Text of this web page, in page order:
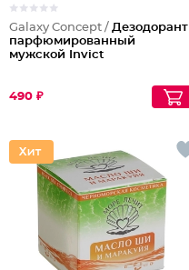
Galaxy Concept / Дезодорант
парфюмированный
мужской Invict
490 ₽